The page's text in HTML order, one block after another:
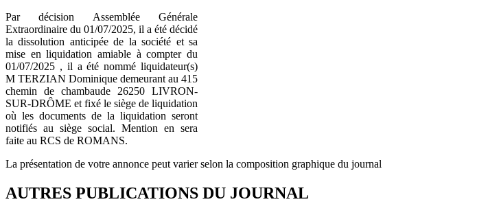
Par décision Assemblée Générale
Extraordinaire du 01/07/2025, il a été décidé
la dissolution anticipée de la société et sa
mise en liquidation amiable à compter du
01/07/2025 , il a été nommé liquidateur(s)
M TERZIAN Dominique demeurant au 415
chemin de chambaude 26250 LIVRON-
SUR-DRÔME et fixé le siège de liquidation
où les documents de la liquidation seront
notifiés au siège social. Mention en sera
faite au RCS de ROMANS.
La présentation de votre annonce peut varier selon la composition graphique du journal
AUTRES PUBLICATIONS DU JOURNAL